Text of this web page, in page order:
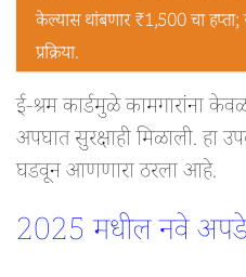
केल्यास थांबणार ₹1,500 चा हप्ता;
प्रक्रिया.
ई-श्रम कार्डमुळे कामगारांना
अपघात सुरक्षाही मिळाली. हा
घडवून आणणारा ठरला आहे.
2025 मधील नवे